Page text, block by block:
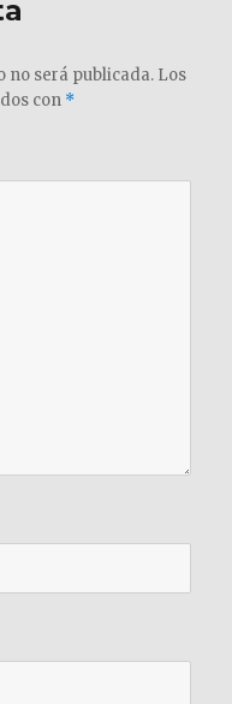
no será publicada. Los
con *